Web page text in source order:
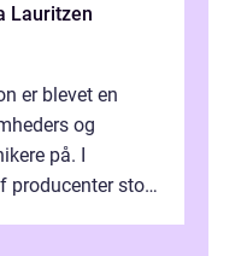
Lauritzen
er blevet en
og
på. I
producenter stort,